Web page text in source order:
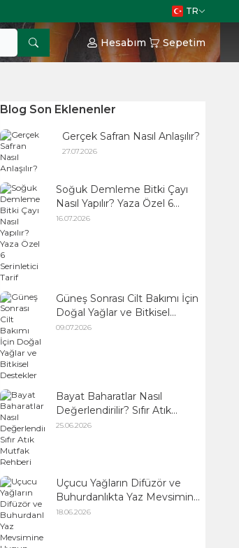
TR
Hesabım Sepetim
Blog Son Eklenenler
Gerçek Safran Nasıl Anlaşılır?
27.07.2026
Soğuk Demleme Bitki Çayı
Nasıl Yapılır? Yaza Özel 6
Serinletici Tarif
16.07.2026
Güneş Sonrası Cilt Bakımı İçin
Doğal Yağlar ve Bitkisel
Destekler
09.07.2026
Bayat Baharatlar Nasıl
Değerlendirilir? Sıfır Atık
Mutfak Rehberi
25.06.2026
Uçucu Yağların Difüzör ve
Buhurdanlıkta Yaz Mevsimine
Uygun Kullanımı
18.06.2026